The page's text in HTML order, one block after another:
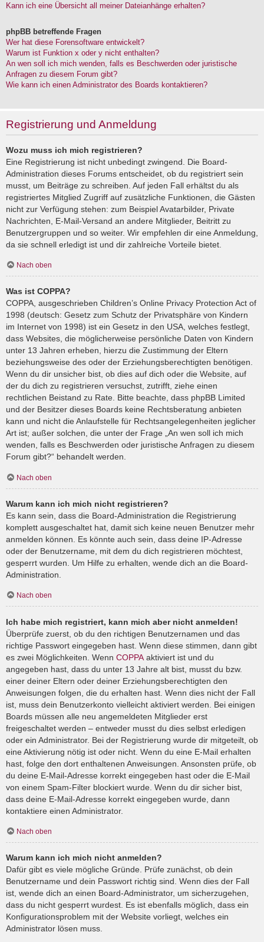
Kann ich eine Übersicht all meiner Dateianhänge erhalten?
phpBB betreffende Fragen
Wer hat diese Forensoftware entwickelt?
Warum ist Funktion x oder y nicht enthalten?
An wen soll ich mich wenden, falls es Beschwerden oder juristische
Anfragen zu diesem Forum gibt?
Wie kann ich einen Administrator des Boards kontaktieren?
Registrierung und Anmeldung
Wozu muss ich mich registrieren?
Eine Registrierung ist nicht unbedingt zwingend. Die Board-
Administration dieses Forums entscheidet, ob du registriert sein
musst, um Beiträge zu schreiben. Auf jeden Fall erhältst du als
registriertes Mitglied Zugriff auf zusätzliche Funktionen, die Gästen
nicht zur Verfügung stehen: zum Beispiel Avatarbilder, Private
Nachrichten, E-Mail-Versand an andere Mitglieder, Beitritt zu
Benutzergruppen und so weiter. Wir empfehlen dir eine Anmeldung,
da sie schnell erledigt ist und dir zahlreiche Vorteile bietet.
Nach oben
Was ist COPPA?
COPPA, ausgeschrieben Children’s Online Privacy Protection Act of
1998 (deutsch: Gesetz zum Schutz der Privatsphäre von Kindern
im Internet von 1998) ist ein Gesetz in den USA, welches festlegt,
dass Websites, die möglicherweise persönliche Daten von Kindern
unter 13 Jahren erheben, hierzu die Zustimmung der Eltern
beziehungsweise des oder der Erziehungsberechtigten benötigen.
Wenn du dir unsicher bist, ob dies auf dich oder die Website, auf
der du dich zu registrieren versuchst, zutrifft, ziehe einen
rechtlichen Beistand zu Rate. Bitte beachte, dass phpBB Limited
und der Besitzer dieses Boards keine Rechtsberatung anbieten
kann und nicht die Anlaufstelle für Rechtsangelegenheiten jeglicher
Art ist; außer solchen, die unter der Frage „An wen soll ich mich
wenden, falls es Beschwerden oder juristische Anfragen zu diesem
Forum gibt?“ behandelt werden.
Nach oben
Warum kann ich mich nicht registrieren?
Es kann sein, dass die Board-Administration die Registrierung
komplett ausgeschaltet hat, damit sich keine neuen Benutzer mehr
anmelden können. Es könnte auch sein, dass deine IP-Adresse
oder der Benutzername, mit dem du dich registrieren möchtest,
gesperrt wurden. Um Hilfe zu erhalten, wende dich an die Board-
Administration.
Nach oben
Ich habe mich registriert, kann mich aber nicht anmelden!
Überprüfe zuerst, ob du den richtigen Benutzernamen und das
richtige Passwort eingegeben hast. Wenn diese stimmen, dann gibt
es zwei Möglichkeiten. Wenn COPPA aktiviert ist und du
angegeben hast, dass du unter 13 Jahre alt bist, musst du bzw.
einer deiner Eltern oder deiner Erziehungsberechtigten den
Anweisungen folgen, die du erhalten hast. Wenn dies nicht der Fall
ist, muss dein Benutzerkonto vielleicht aktiviert werden. Bei einigen
Boards müssen alle neu angemeldeten Mitglieder erst
freigeschaltet werden – entweder musst du dies selbst erledigen
oder ein Administrator. Bei der Registrierung wurde dir mitgeteilt, ob
eine Aktivierung nötig ist oder nicht. Wenn du eine E-Mail erhalten
hast, folge den dort enthaltenen Anweisungen. Ansonsten prüfe, ob
du deine E-Mail-Adresse korrekt eingegeben hast oder die E-Mail
von einem Spam-Filter blockiert wurde. Wenn du dir sicher bist,
dass deine E-Mail-Adresse korrekt eingegeben wurde, dann
kontaktiere einen Administrator.
Nach oben
Warum kann ich mich nicht anmelden?
Dafür gibt es viele mögliche Gründe. Prüfe zunächst, ob dein
Benutzername und dein Passwort richtig sind. Wenn dies der Fall
ist, wende dich an einen Board-Administrator, um sicherzugehen,
dass du nicht gesperrt wurdest. Es ist ebenfalls möglich, dass ein
Konfigurationsproblem mit der Website vorliegt, welches ein
Administrator lösen muss.